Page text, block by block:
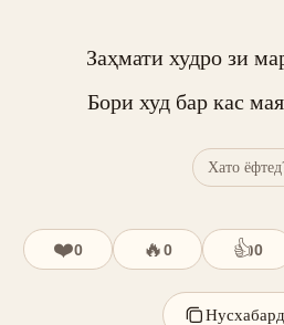
Заҳмати худро зи
Бори худ бар кас
Хато
❤️0 🔥0 👍0